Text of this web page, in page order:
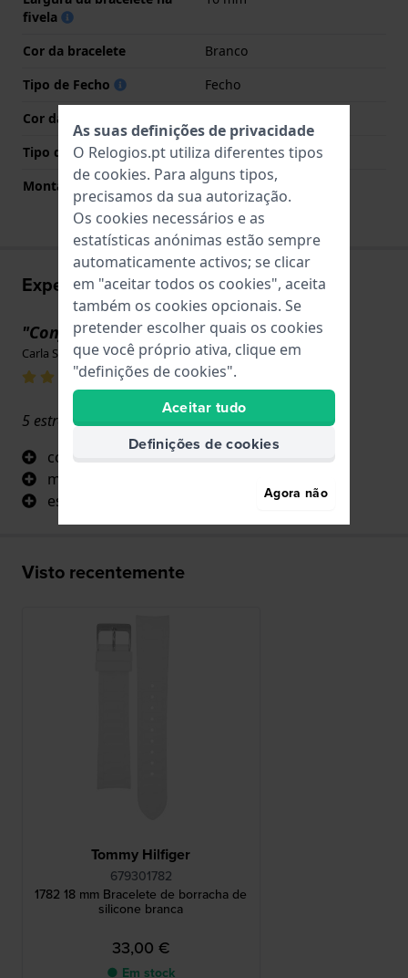
fivela
Cor da bracelete
Branco
Tipo de Fecho
Fecho
Cor da fivela
Tipo de montagem
Pinos de pressão
Montagem Reta
Não
Experiências utilizador
"Conforto máximo "
Carla Simões · 17 de junho de 2022
5 estrelas
conforto
material
estética
Visto recentemente
Tommy Hilfiger
679301782
1782 18 mm Bracelete de borracha de
silicone branca
33,00 €
● Em stock
As suas definições de privacidade
O Relogios.pt utiliza diferentes tipos
de cookies. Para alguns tipos,
precisamos da sua autorização.
Os cookies necessários e as
estatísticas anónimas estão sempre
automaticamente activos; se clicar
em "aceitar todos os cookies", aceita
também os cookies opcionais. Se
pretender escolher quais os cookies
que você próprio ativa, clique em
"definições de cookies".
Aceitar tudo
Definições de cookies
Agora não